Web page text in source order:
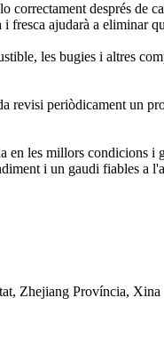
després de
ajudarà a eliminar
les bugies i altres
revisi periòdicament un
en les millors condicions
i un gaudi fiables a
Zhejiang Província, Xina